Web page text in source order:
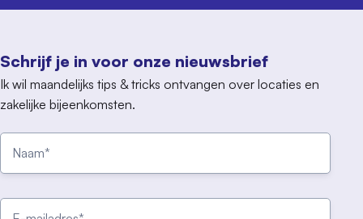
Schrijf je in voor onze nieuwsbrief
Ik wil maandelijks tips & tricks ontvangen over locaties en
zakelijke bijeenkomsten.